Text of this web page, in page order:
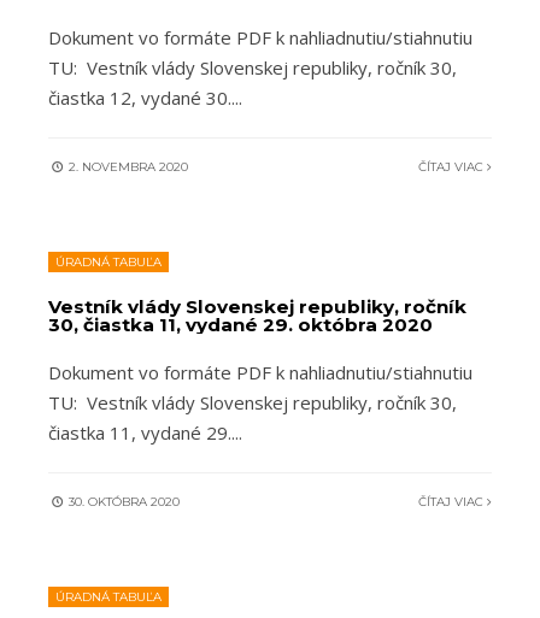
Dokument vo formáte PDF k nahliadnutiu/stiahnutiu
TU: Vestník vlády Slovenskej republiky, ročník 30,
čiastka 12, vydané 30....
2. NOVEMBRA 2020 ČÍTAJ VIAC
ÚRADNÁ TABUĽA
Vestník vlády Slovenskej republiky, ročník
30, čiastka 11, vydané 29. októbra 2020
Dokument vo formáte PDF k nahliadnutiu/stiahnutiu
TU: Vestník vlády Slovenskej republiky, ročník 30,
čiastka 11, vydané 29....
30. OKTÓBRA 2020 ČÍTAJ VIAC
ÚRADNÁ TABUĽA